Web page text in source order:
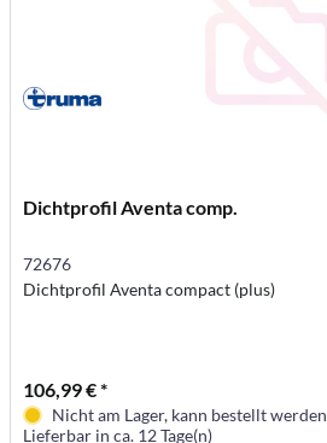
Dichtprofil Aventa comp.
72676
Dichtprofil Aventa compact (plus)
106,99 € *
Nicht am Lager, kann bestellt werden
Lieferbar in ca. 12 Tage(n)